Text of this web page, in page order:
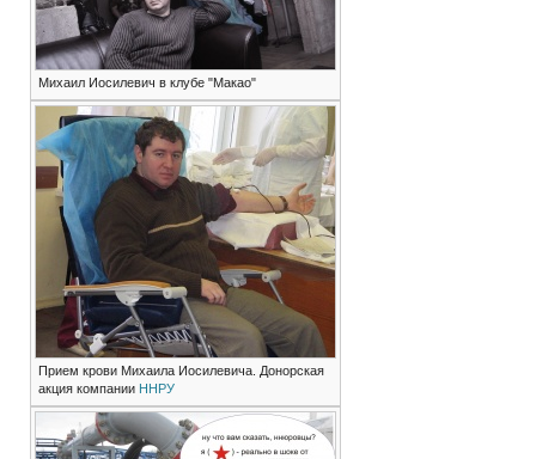
Михаил Иосилевич в клубе "Макао"
Прием крови Михаила Иосилевича. Донорская
акция компании ННРУ